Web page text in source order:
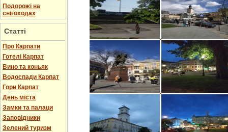
Подорожі на
снігоходах
Статті
Про Карпати
Готелі Карпат
Вино та коньяк
Водоспади Карпат
Гори Карпат
День міста
Замки та палаци
Заповідники
Зелений туризм